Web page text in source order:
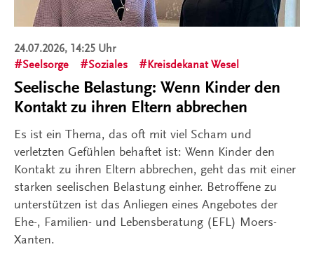
24.07.2026, 14:25 Uhr
Seelsorge
Soziales Kreisdekanat Wesel
Seelische Belastung: Wenn Kinder den
Kontakt zu ihren Eltern abbrechen
Es ist ein Thema, das oft mit viel Scham und
verletzten Gefühlen behaftet ist: Wenn Kinder den
Kontakt zu ihren Eltern abbrechen, geht das mit einer
starken seelischen Belastung einher. Betroffene zu
unterstützen ist das Anliegen eines Angebotes der
Ehe-, Familien- und Lebensberatung (EFL) Moers-
Xanten.